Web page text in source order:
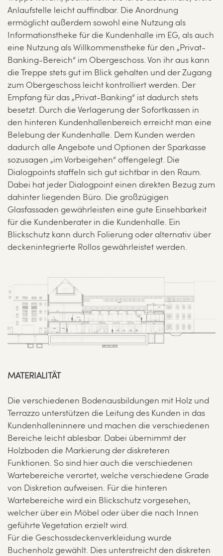
Anlaufstelle leicht auffindbar. Die Anordnung
ermöglicht außerdem sowohl eine Nutzung als
Informationstheke für die Kundenhalle im EG, als auch
eine Nutzung als Willkommenstheke für den „Privat-
Banking-Bereich“ im Obergeschoss. Von ihr aus kann
die Treppe stets gut im Blick gehalten und der Zugang
zum Obergeschoss leicht kontrolliert werden. Der
Empfang für das „Privat-Banking“ ist dadurch stets
besetzt. Durch die Verlagerung der Sofortkassen in
den hinteren Kundenhallenbereich erreicht man eine
Belebung der Kundenhalle. Dem Kunden werden
dadurch alle Angebote und Optionen der Sparkasse
sozusagen „im Vorbeigehen“ offengelegt. Die
Dialogpoints staffeln sich gut sichtbar in den Raum.
Dabei hat jeder Dialogpoint einen direkten Bezug zum
dahinter liegenden Büro. Die großzügigen
Glasfassaden gewährleisten eine gute Einsehbarkeit
für die Kundenberater in die Kundenhalle. Ein
Blickschutz kann durch Folierung oder alternativ über
deckenintegrierte Rollos gewährleistet werden.
MATERIALITÄT
Die verschiedenen Bodenausbildungen mit Holz und
Terrazzo unterstützen die Leitung des Kunden in das
Kundenhalleninnere und machen die verschiedenen
Bereiche leicht ablesbar. Dabei übernimmt der
Holzboden die Markierung der diskreteren
Funktionen. So sind hier auch die verschiedenen
Wartebereiche verortet, welche verschiedene Grade
von Diskretion aufweisen. Für die hinteren
Wartebereiche wird ein Blickschutz vorgesehen,
welcher über ein Möbel oder über die nach Innen
geführte Vegetation erzielt wird.
Für die Geschossdeckenverkleidung wurde
Buchenholz gewählt. Dies unterstreicht den diskreten